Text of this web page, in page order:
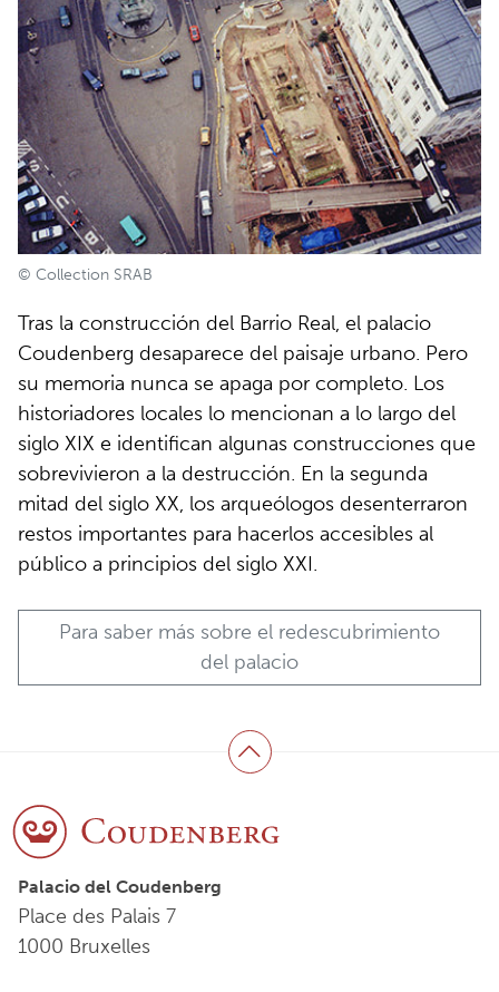
© Collection SRAB
Tras la construcción del Barrio Real, el palacio
Coudenberg desaparece del paisaje urbano. Pero
su memoria nunca se apaga por completo. Los
historiadores locales lo mencionan a lo largo del
siglo XIX e identifican algunas construcciones que
sobrevivieron a la destrucción. En la segunda
mitad del siglo XX, los arqueólogos desenterraron
restos importantes para hacerlos accesibles al
público a principios del siglo XXI.
Para saber más sobre el redescubrimiento
del palacio
Volver arriba
Palacio del Coudenberg
Place des Palais 7
1000 Bruxelles